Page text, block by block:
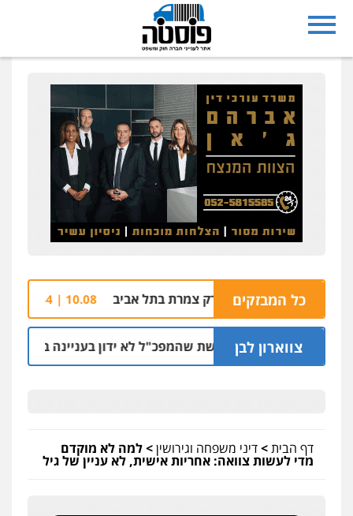
כל המבזקים
שוב: רימון בפארק צמרת בתל אביב 10.08 | 11:44 בחזרה
צווארון לבן
ניצב שושן דורשת שהמפכ"ל לא ידון בעניינה בגלל קרבתו
דף הבית>דיני משפחה וגירושין>למה לא מוקדם
מדי לעשות צוואה: אחריות אישית, לא עניין של גיל
0505542333
עו"ד בן ממן
ניהול משברים פליליים
0506355388
חליל ביאדי – משרד עורכי דין
פלילי דיני תעבורה מעצרים וחקירות
פשיעה חמורה אסירים
0509636895
עו"ד איהאב זבידאת
0509930581
עו"ד יפעת שוורץ סיל
פלילי תעבורה
0523379525
מס הלבנת הון
0505471497